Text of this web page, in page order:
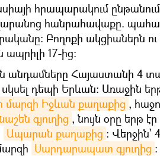
հրապարակում
հանրահավաքը.
Բողոքի ակցիաներն ու
ապրիլի 17-ից։
անդամները Հայաստանի 4
դեպի Երևան։ Առաջին
մարզի Իջևան քաղաքից ,
գյուղից , նույն օրը երթ
Ապարան քաղաքից ։ Վերջին՝
Սարդարապատ գյուղից ։